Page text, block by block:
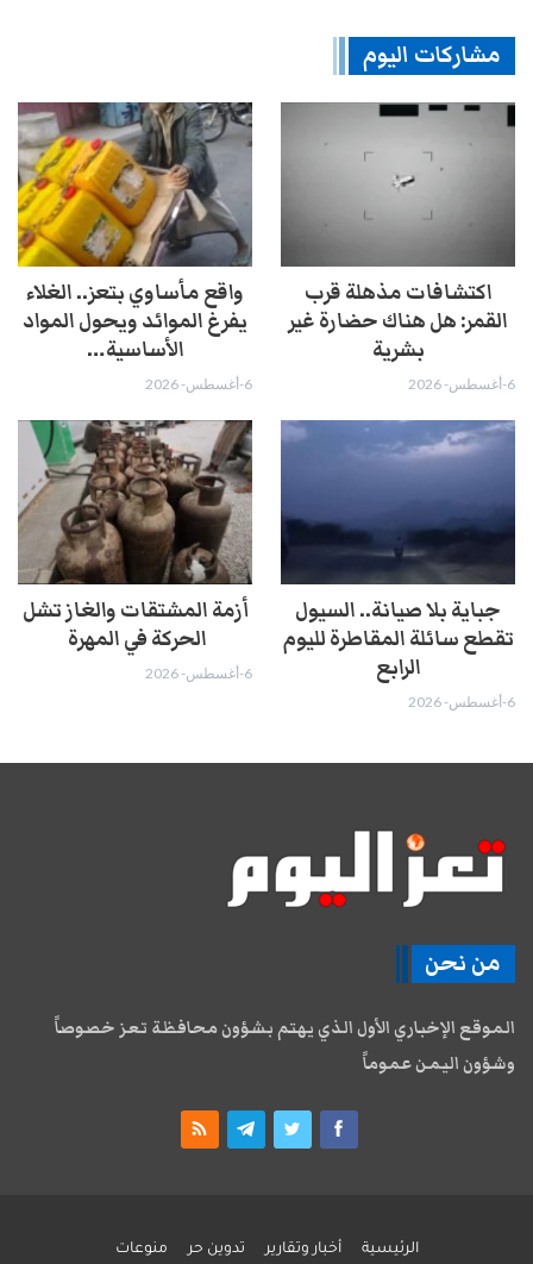
مشاركات اليوم
اكتشافات مذهلة قرب
القمر: هل هناك حضارة غير
بشرية
6-أغسطس- 2026
واقع مأساوي بتعز.. الغلاء
يفرغ الموائد ويحول المواد
الأساسية…
6-أغسطس- 2026
جباية بلا صيانة.. السيول
تقطع سائلة المقاطرة لليوم
الرابع
6-أغسطس- 2026
أزمة المشتقات والغاز تشل
الحركة في المهرة ​
6-أغسطس- 2026
من نحن
الموقع الإخباري الأول الذي يهتم بشؤون محافظة تعز خصوصاً
وشؤون اليمن عموماً
الرئيسية أخبار وتقارير تدوين حر منوعات